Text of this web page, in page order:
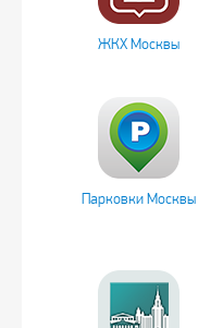
ЖКХ Москвы
Парковки Москвы